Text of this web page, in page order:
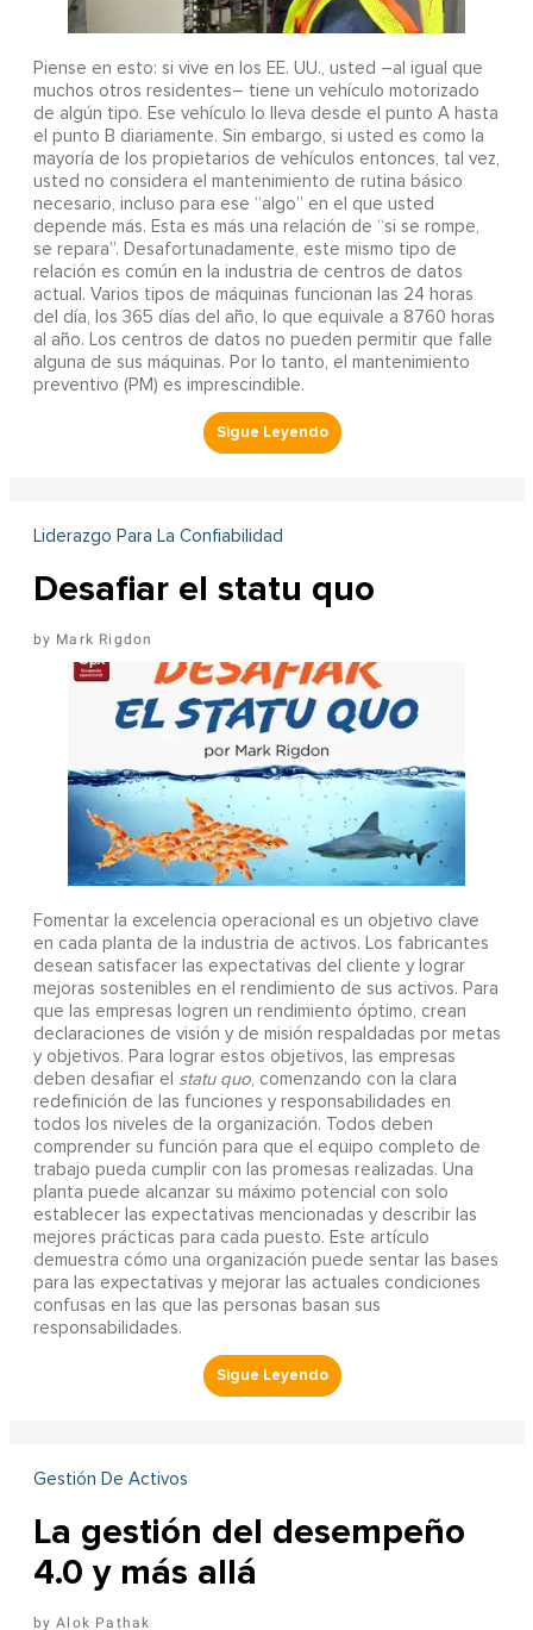
Piense en esto: si vive en los EE. UU., usted –al igual que
muchos otros residentes– tiene un vehículo motorizado
de algún tipo. Ese vehículo lo lleva desde el punto A hasta
el punto B diariamente. Sin embargo, si usted es como la
mayoría de los propietarios de vehículos entonces, tal vez,
usted no considera el mantenimiento de rutina básico
necesario, incluso para ese “algo” en el que usted
depende más. Esta es más una relación de “si se rompe,
se repara”. Desafortunadamente, este mismo tipo de
relación es común en la industria de centros de datos
actual. Varios tipos de máquinas funcionan las 24 horas
del día, los 365 días del año, lo que equivale a 8760 horas
al año. Los centros de datos no pueden permitir que falle
alguna de sus máquinas. Por lo tanto, el mantenimiento
preventivo (PM) es imprescindible.
Liderazgo Para La Confiabilidad
Desafiar el statu quo
Mark Rigdon
Fomentar la excelencia operacional es un objetivo clave
en cada planta de la industria de activos. Los fabricantes
desean satisfacer las expectativas del cliente y lograr
mejoras sostenibles en el rendimiento de sus activos. Para
que las empresas logren un rendimiento óptimo, crean
declaraciones de visión y de misión respaldadas por metas
y objetivos. Para lograr estos objetivos, las empresas
deben desafiar el statu quo, comenzando con la clara
redefinición de las funciones y responsabilidades en
todos los niveles de la organización. Todos deben
comprender su función para que el equipo completo de
trabajo pueda cumplir con las promesas realizadas. Una
planta puede alcanzar su máximo potencial con solo
establecer las expectativas mencionadas y describir las
mejores prácticas para cada puesto. Este artículo
demuestra cómo una organización puede sentar las bases
para las expectativas y mejorar las actuales condiciones
confusas en las que las personas basan sus
responsabilidades.
Gestión De Activos
La gestión del desempeño
4.0 y más allá
Alok Pathak